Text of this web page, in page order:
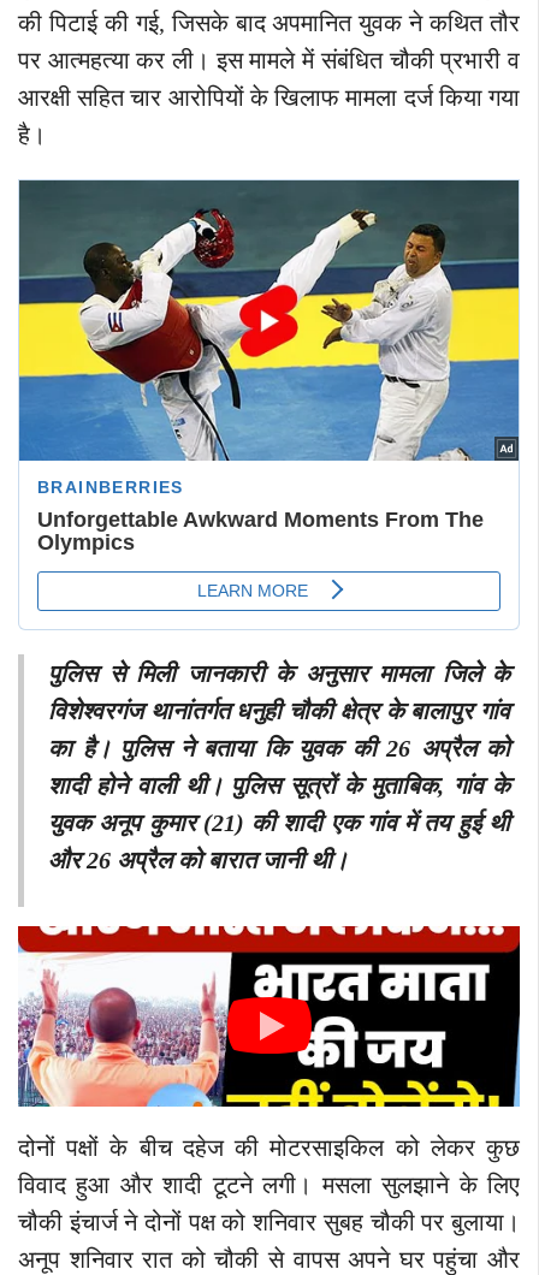
की पिटाई की गई, जिसके बाद अपमानित युवक ने कथित तौर
पर आत्महत्या कर ली। इस मामले में संबंधित चौकी प्रभारी व
आरक्षी सहित चार आरोपियों के खिलाफ मामला दर्ज किया गया
है।
पुलिस से मिली जानकारी के अनुसार मामला जिले के
विशेश्वरगंज थानांतर्गत धनुही चौकी क्षेत्र के बालापुर गांव
का है। पुलिस ने बताया कि युवक की 26 अप्रैल को
शादी होने वाली थी। पुलिस सूत्रों के मुताबिक, गांव के
युवक अनूप कुमार (21) की शादी एक गांव में तय हुई थी
और 26 अप्रैल को बारात जानी थी।
दोनों पक्षों के बीच दहेज की मोटरसाइकिल को लेकर कुछ
विवाद हुआ और शादी टूटने लगी। मसला सुलझाने के लिए
चौकी इंचार्ज ने दोनों पक्ष को शनिवार सुबह चौकी पर बुलाया।
अनूप शनिवार रात को चौकी से वापस अपने घर पहुंचा और